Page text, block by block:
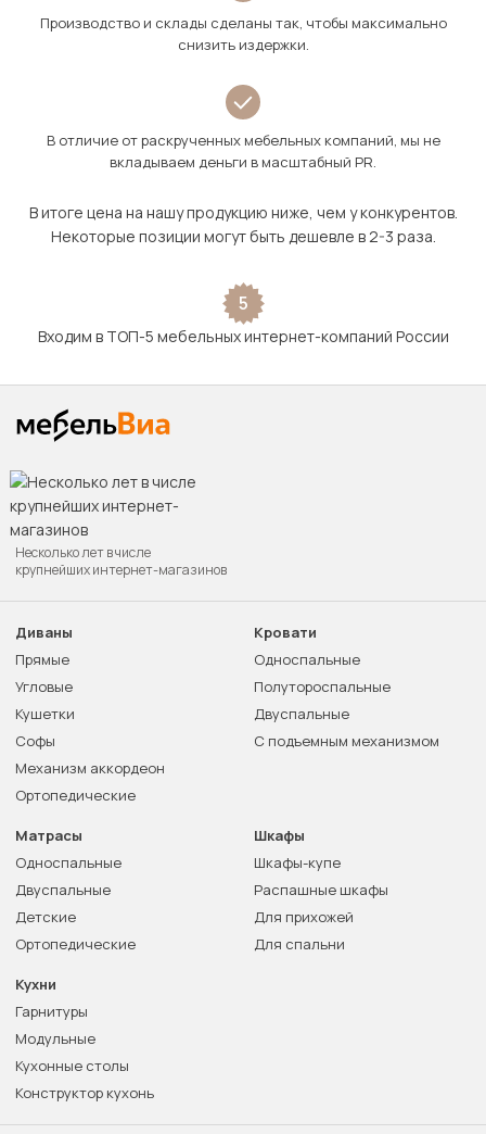
Производство и склады сделаны так, чтобы максимально
снизить издержки.
В отличие от раскрученных мебельных компаний, мы не
вкладываем деньги в масштабный PR.
В итоге цена на нашу продукцию ниже, чем у конкурентов.
Некоторые позиции могут быть дешевле в 2-3 раза.
5
Входим в ТОП-5 мебельных интернет-компаний России
Несколько лет в числе
крупнейших интернет-магазинов
Диваны
Прямые
Угловые
Кушетки
Софы
Механизм аккордеон
Ортопедические
Кровати
Односпальные
Полутороспальные
Двуспальные
С подъемным механизмом
Матрасы
Односпальные
Двуспальные
Детские
Ортопедические
Шкафы
Шкафы-купе
Распашные шкафы
Для прихожей
Для спальни
Кухни
Гарнитуры
Модульные
Кухонные столы
Конструктор кухонь